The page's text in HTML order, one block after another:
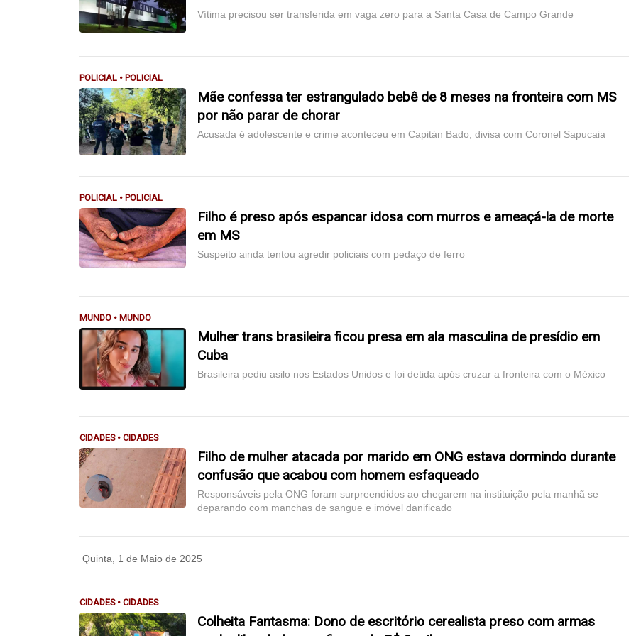
Vítima precisou ser transferida em vaga zero para a Santa Casa de Campo Grande
POLICIAL • POLICIAL
Mãe confessa ter estrangulado bebê de 8 meses na fronteira com MS
por não parar de chorar
Acusada é adolescente e crime aconteceu em Capitán Bado, divisa com Coronel Sapucaia
POLICIAL • POLICIAL
Filho é preso após espancar idosa com murros e ameaçá-la de morte
em MS
Suspeito ainda tentou agredir policiais com pedaço de ferro
MUNDO • MUNDO
Mulher trans brasileira ficou presa em ala masculina de presídio em
Cuba
Brasileira pediu asilo nos Estados Unidos e foi detida após cruzar a fronteira com o México
CIDADES • CIDADES
Filho de mulher atacada por marido em ONG estava dormindo durante
confusão que acabou com homem esfaqueado
Responsáveis pela ONG foram surpreendidos ao chegarem na instituição pela manhã se
deparando com manchas de sangue e imóvel danificado
Quinta, 1 de Maio de 2025
CIDADES • CIDADES
Colheita Fantasma: Dono de escritório cerealista preso com armas